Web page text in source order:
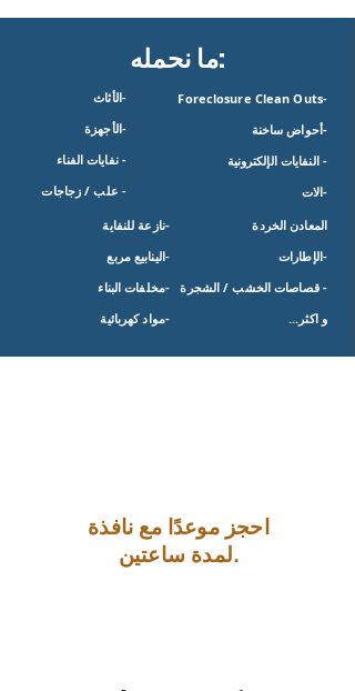
ما نحمله:
-الأثاث
-الأجهزة
- نفايات الفناء
- علب / زجاجات
-نازعة للنفاية
-الينابيع مربع
-مخلفات البناء
-مواد كهربائية
-Foreclosure Clean Outs
-أحواض ساخنة
- النفايات الإلكترونية
-الات
المعادن الخردة
-الإطارات
- قصاصات الخشب / الشجرة
و اكثر...
احجز موعدًا مع نافذة
لمدة ساعتين.